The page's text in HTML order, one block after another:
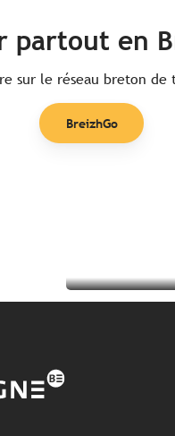
partout en
sur le réseau breton de
BreizhGo